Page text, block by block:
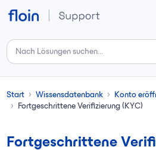
Zum hauptsächlichen Inhalt gehen
Start Wissensdatenbank Konto
Fortgeschrittene Verifizierung (KYC)
Fortgeschrittene